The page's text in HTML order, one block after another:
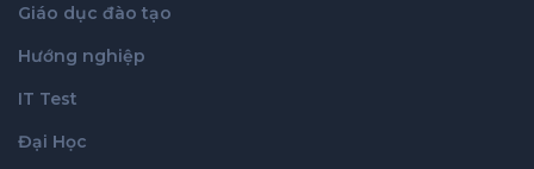
Giáo dục đào tạo
Hướng nghiệp
IT Test
Đại Học